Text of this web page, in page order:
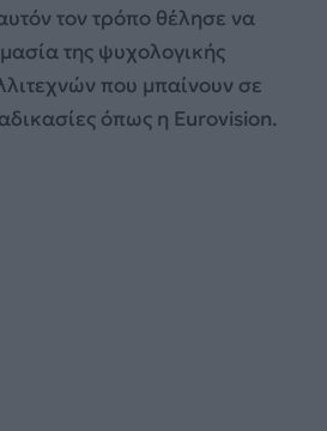
τον τρόπο θέλησε να
της ψυχολογικής
που μπαίνουν σε
όπως η Eurovision.